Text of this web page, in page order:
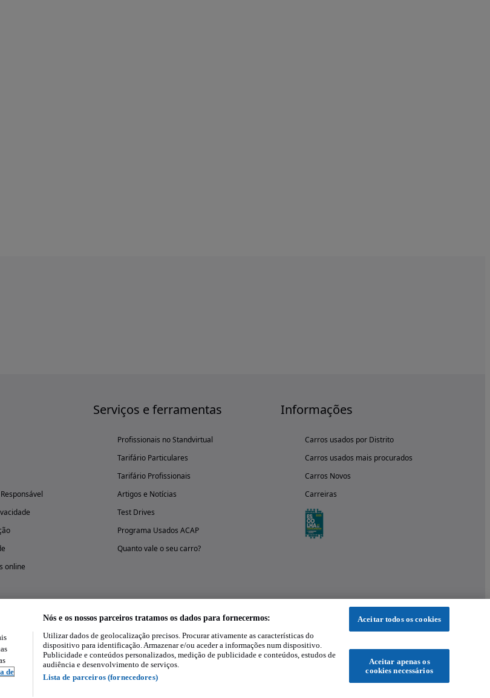
online
Serviços e ferramentas
Profissionais no Standvirtual
Tarifário Particulares
Tarifário Profissionais
Artigos e Notícias
Test Drives
Programa Usados ACAP
Quanto vale o seu carro?
Informações
Carros usados por Distrito
Carros usados mais procurados
Carros Novos
Carreiras
Experimenta a aplicação
de
Nós e os nossos parceiros tratamos os dados para fornecermos:
Utilizar dados de geolocalização precisos. Procurar ativamente as características do
dispositivo para identificação. Armazenar e/ou aceder a informações num dispositivo.
Publicidade e conteúdos personalizados, medição de publicidade e conteúdos, estudos de
audiência e desenvolvimento de serviços.
Lista de parceiros (fornecedores)
Aceitar todos os cookies
Aceitar apenas os
cookies necessários